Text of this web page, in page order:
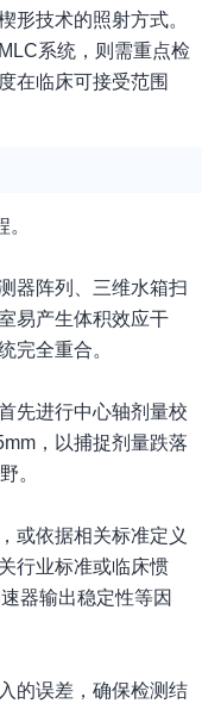
形技术的照射方式。
系统，则需重点检
在临床可接受范围
器阵列、三维水箱扫
易产生体积效应干
完全重合。
先进行中心轴剂量校
，以捕捉剂量跌落
。
或依据相关标准定义
行业标准或临床惯
器输出稳定性等因
的误差，确保检测结